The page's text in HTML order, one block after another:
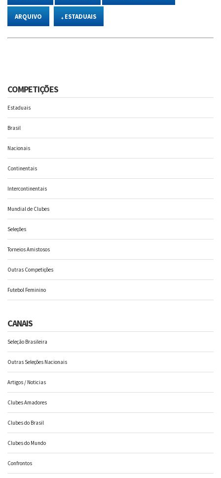
ARQUIVO ₊ ESTADUAIS
COMPETIÇÕES
Estaduais
Brasil
Nacionais
Continentais
Intercontinentais
Mundial de Clubes
Seleções
Torneios Amistosos
Outras Competições
Futebol Feminino
CANAIS
Seleção Brasileira
Outras Seleções Nacionais
Artigos / Noticias
Clubes Amadores
Clubes do Brasil
Clubes do Mundo
Confrontos